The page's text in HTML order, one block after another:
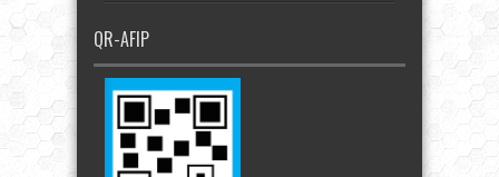
QR-AFIP